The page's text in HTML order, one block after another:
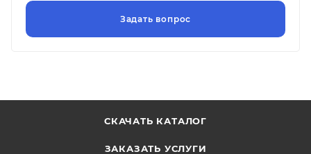
СКАЧАТЬ КАТАЛОГ
ЗАКАЗАТЬ УСЛУГИ